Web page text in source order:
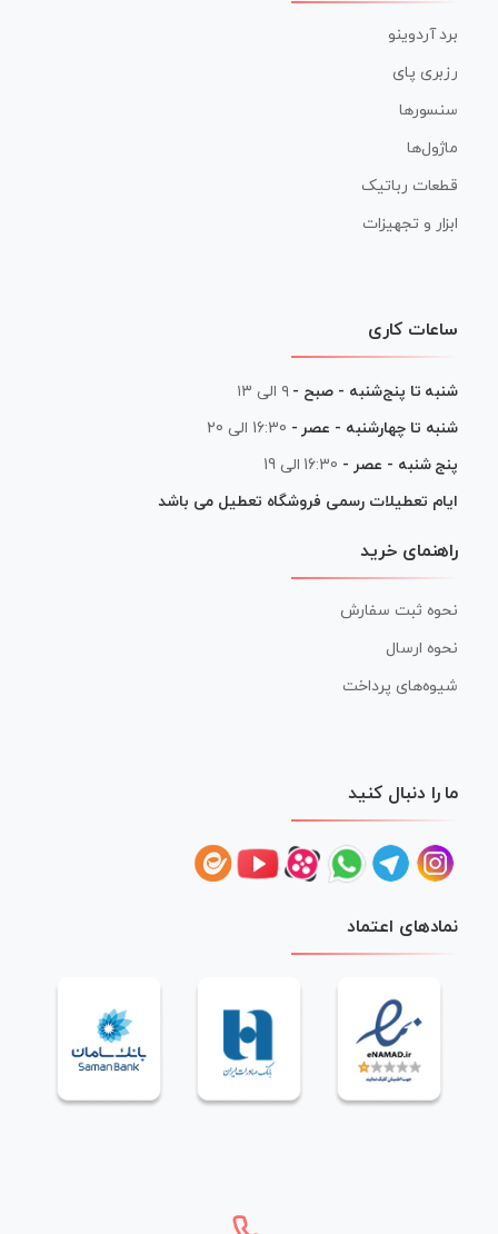
برد آردوینو
رزبری پای
سنسورها
ماژول‌ها
قطعات رباتیک
ابزار و تجهیزات
ساعات کاری
شنبه تا پنج‌شنبه - صبح - ۹ الی ۱۳
شنبه تا چهارشنبه - عصر - 16:30 الی 20
پنج شنبه - عصر - 16:30 الی 19
ایام تعطیلات رسمی فروشگاه تعطیل می باشد
راهنمای خرید
نحوه ثبت سفارش
نحوه ارسال
شیوه‌های پرداخت
ما را دنبال کنید
نمادهای اعتماد